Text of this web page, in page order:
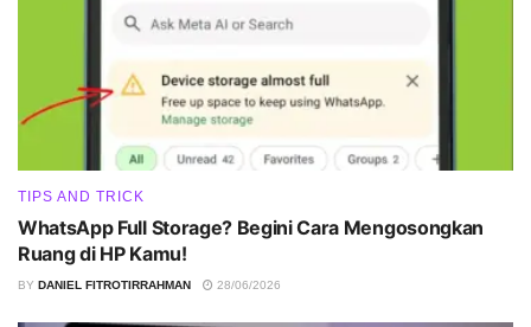
TIPS AND TRICK
WhatsApp Full Storage? Begini Cara Mengosongkan
Ruang di HP Kamu!
BY DANIEL FITROTIRRAHMAN 28/06/2026